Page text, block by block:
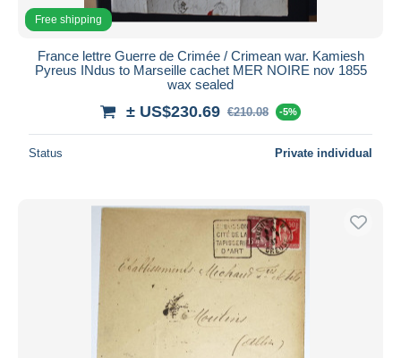
Free shipping
France lettre Guerre de Crimée / Crimean war. Kamiesh
Pyreus INdus to Marseille cachet MER NOIRE nov 1855
wax sealed
± US$230.69 €210.08 -5%
Status Private individual